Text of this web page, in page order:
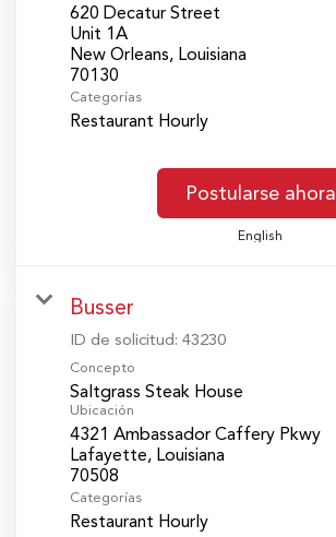
620 Decatur Street
Unit 1A
New Orleans, Louisiana
Categorías
Restaurant Hourly
Postularse ahora
English
Busser
ID de solicitud: 43230
Concepto
Saltgrass Steak House
Ubicación
4321 Ambassador Caffery Pkwy
Lafayette, Louisiana
Categorías
Restaurant Hourly